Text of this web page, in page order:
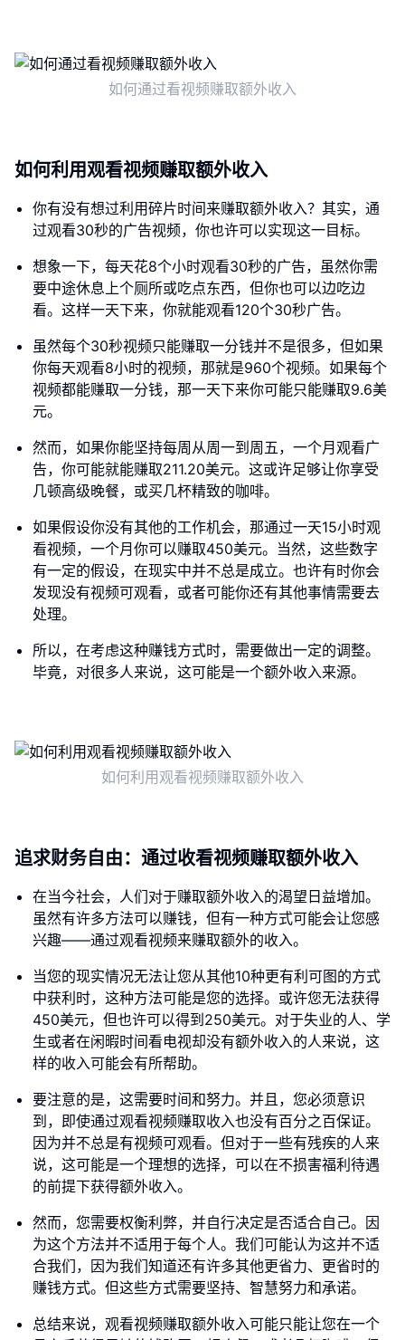
如何通过看视频赚取额外收入
如何利用观看视频赚取额外收入
你有没有想过利用碎片时间来赚取额外收入？其实，通
过观看30秒的广告视频，你也许可以实现这一目标。
想象一下，每天花8个小时观看30秒的广告，虽然你需
要中途休息上个厕所或吃点东西，但你也可以边吃边
看。这样一天下来，你就能观看120个30秒广告。
虽然每个30秒视频只能赚取一分钱并不是很多，但如果
你每天观看8小时的视频，那就是960个视频。如果每个
视频都能赚取一分钱，那一天下来你可能只能赚取9.6美
元。
然而，如果你能坚持每周从周一到周五，一个月观看广
告，你可能就能赚取211.20美元。这或许足够让你享受
几顿高级晚餐，或买几杯精致的咖啡。
如果假设你没有其他的工作机会，那通过一天15小时观
看视频，一个月你可以赚取450美元。当然，这些数字
有一定的假设，在现实中并不总是成立。也许有时你会
发现没有视频可观看，或者可能你还有其他事情需要去
处理。
所以，在考虑这种赚钱方式时，需要做出一定的调整。
毕竟，对很多人来说，这可能是一个额外收入来源。
如何利用观看视频赚取额外收入
追求财务自由：通过收看视频赚取额外收入
在当今社会，人们对于赚取额外收入的渴望日益增加。
虽然有许多方法可以赚钱，但有一种方式可能会让您感
兴趣——通过观看视频来赚取额外的收入。
当您的现实情况无法让您从其他10种更有利可图的方式
中获利时，这种方法可能是您的选择。或许您无法获得
450美元，但也许可以得到250美元。对于失业的人、学
生或者在闲暇时间看电视却没有额外收入的人来说，这
样的收入可能会有所帮助。
要注意的是，这需要时间和努力。并且，您必须意识
到，即使通过观看视频赚取收入也没有百分之百保证。
因为并不总是有视频可观看。但对于一些有残疾的人来
说，这可能是一个理想的选择，可以在不损害福利待遇
的前提下获得额外收入。
然而，您需要权衡利弊，并自行决定是否适合自己。因
为这个方法并不适用于每个人。我们可能认为这并不适
合我们，因为我们知道还有许多其他更省力、更省时的
赚钱方式。但这些方式需要坚持、智慧努力和承诺。
总结来说，观看视频赚取额外收入可能只能让您在一个